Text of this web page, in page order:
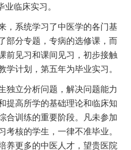
临床实习。
，系统学习了中医学的各门基
部分专题，专病的选修课，而
前见习和课间见习，初步接触
学计划，第五年为毕业实习。
独立分析问题，解决问题能力
提高所学的基础理论和临床知
合训练的重要阶段。凡未参加
考核的学生，一律不准毕业。
养更多的中医人才，望贵医院